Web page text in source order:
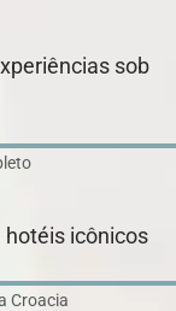
sob
icônicos